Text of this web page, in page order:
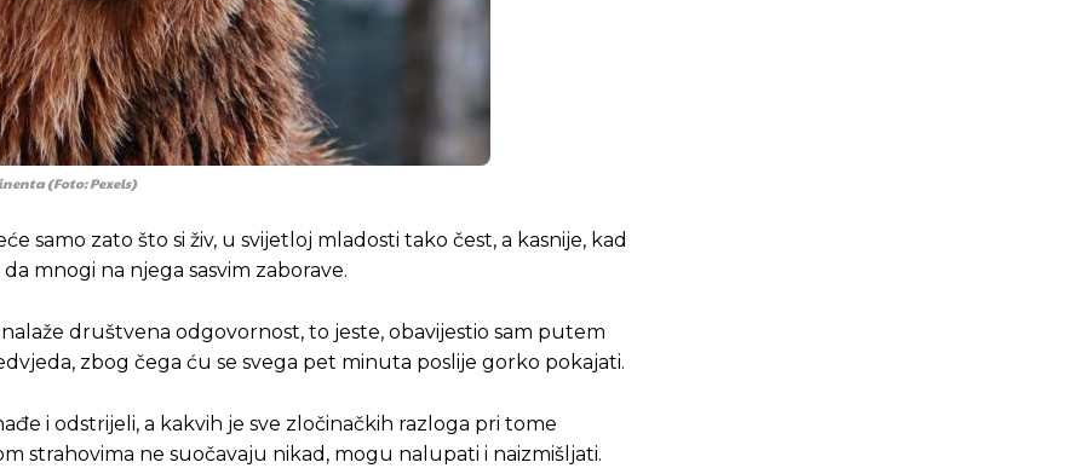
(Foto: Pexels)
samo zato što si živ, u svijetloj mladosti tako čest, a kasnije, kad
mnogi na njega sasvim zaborave.
društvena odgovornost, to jeste, obavijestio sam putem
zbog čega ću se svega pet minuta poslije gorko pokajati.
i odstrijeli, a kakvih je sve zločinačkih razloga pri tome
strahovima ne suočavaju nikad, mogu nalupati i naizmišljati.